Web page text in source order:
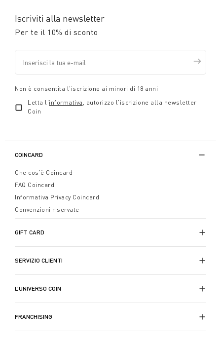
Iscriviti alla newsletter
Per te il 10% di sconto
Non è consentita l'iscrizione ai minori di 18 anni
Letta l'informativa , autorizzo l'iscrizione alla newsletter
Coin
COINCARD
Che cos'è Coincard
FAQ Coincard
Informativa Privacy Coincard
Convenzioni riservate
GIFT CARD
SERVIZIO CLIENTI
L’UNIVERSO COIN
FRANCHISING